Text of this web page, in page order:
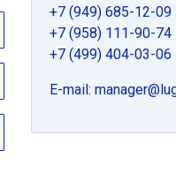
+7 (949) 685-12-09
+7 (958) 111-90-74
+7 (499) 404-03-06
E-mail: